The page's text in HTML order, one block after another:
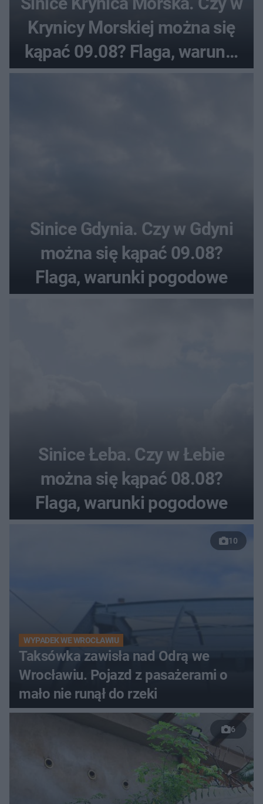
Krynicy Morskiej można się
kąpać 09.08? Flaga, warunki
Sinice Gdynia. Czy w Gdyni
można się kąpać 09.08?
Flaga, warunki pogodowe
Sinice Łeba. Czy w Łebie
można się kąpać 08.08?
Flaga, warunki pogodowe
10
WYPADEK WE WROCŁAWIU
Taksówka zawisła nad Odrą we
Wrocławiu. Pojazd z pasażerami o
mało nie runął do rzeki
6